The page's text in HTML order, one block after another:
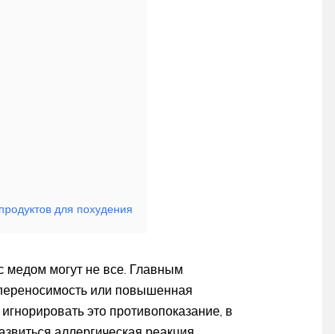
для похудения
медом могут не все. Главным
или повышенная
это противопоказание, в